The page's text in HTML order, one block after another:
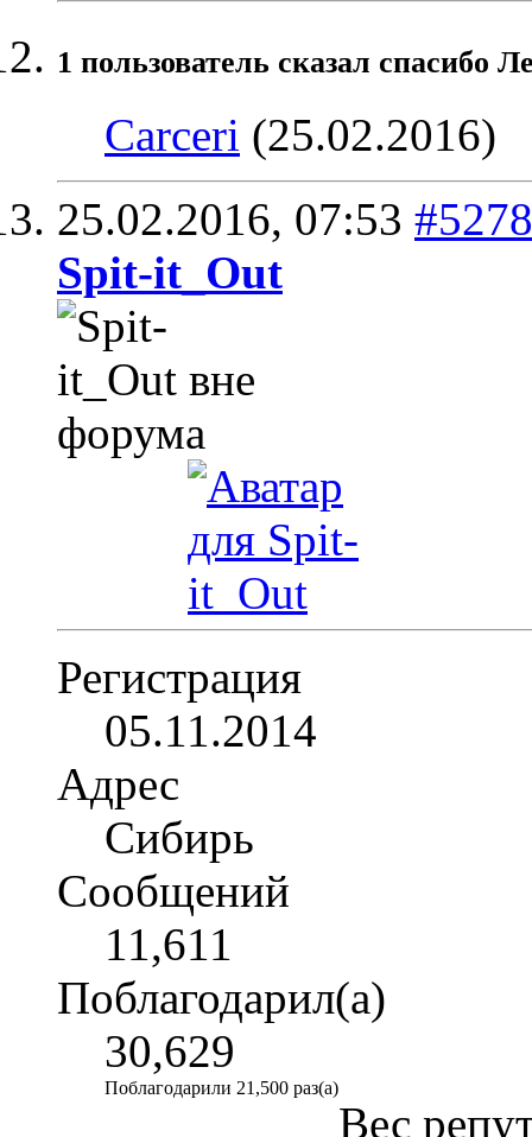
1 пользователь сказал cпасибо
Carceri (25.02.2016)
25.02.2016, 07:53 #5278
Spit-it_Out
Регистрация
05.11.2014
Адрес
Сибирь
Сообщений
11,611
Поблагодарил(а)
30,629
Поблагодарили 21,500 раз(а)
Вес